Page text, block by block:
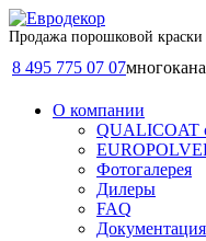
Продажа порошковой краски
8 495 775 07 07
О компании
QUALICOAT
Фотогалерея
Дилеры
FAQ
Документация